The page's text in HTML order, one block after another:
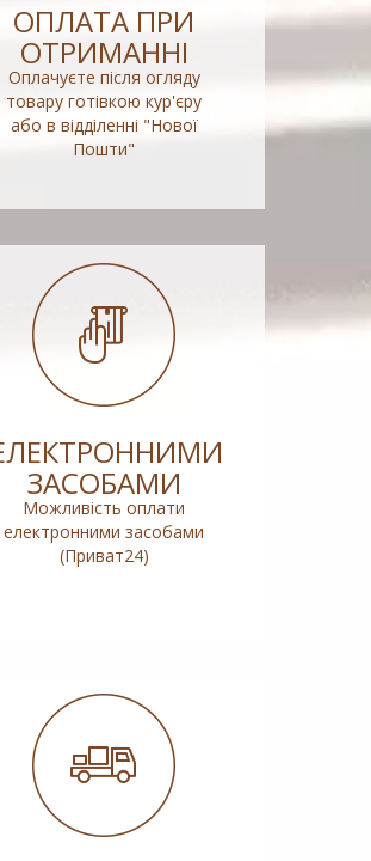
ОПЛАТА ПРИ
ОТРИМАННІ
Оплачуєте після огляду
товару готівкою кур'єру
або в відділенні "Нової
Пошти"
ЗАСОБАМИ
Можливість оплати
електронними засобами
(Приват24)